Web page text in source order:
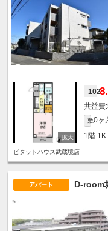
102
敷0ヶ
1階 1K
ピタットハウス武蔵境店
アパート D-room